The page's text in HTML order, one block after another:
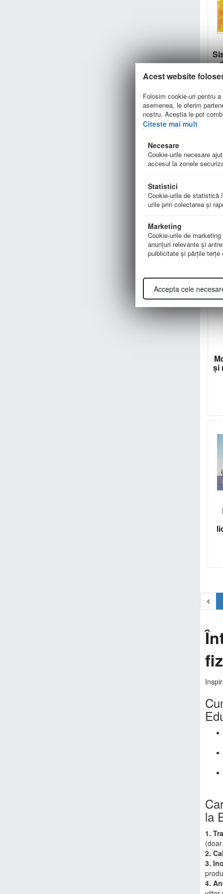
-
şi
la
1.
2.
3.
4.
Acest website
Folosim cookie-uri pentru
asemenea, le oferim
nostru. Aceștia le pot
Citeste mai mult
Necesare
Cookie-urile necesare
accesul la zonele
Statistici
Cookie-urile de statistică
urile prin colectarea şi
Marketing
Cookie-urile de
anunţuri relevante şi
puiblicitate şi părţile
Accepta cele